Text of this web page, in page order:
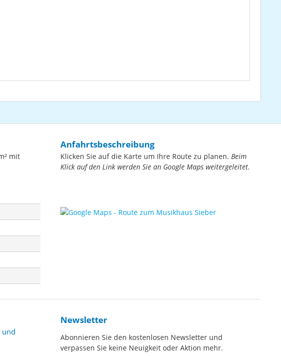
mit
Anfahrtsbeschreibung
Klicken Sie auf die Karte um Ihre Route zu planen. Beim
Klick auf den Link werden Sie an Google Maps weitergeleitet.
und
Newsletter
Abonnieren Sie den kostenlosen Newsletter und
verpassen Sie keine Neuigkeit oder Aktion mehr.